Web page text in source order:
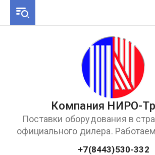
Компания НИРО-
Поставки оборудования в
официального дилера.
+7(8443)530-332